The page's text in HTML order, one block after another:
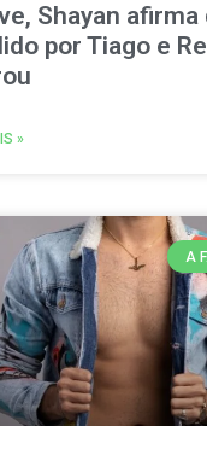
Shayan
por Tiago e
»
A